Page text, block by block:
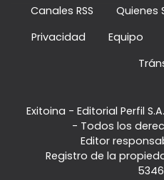
Canales RSS Quienes
Privacidad
Equipo
Exitoina - Editorial Perfil S.A.
- Todos los
Editor
Registro de la